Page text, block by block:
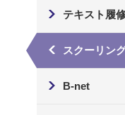
テキスト履
スクーリン
B-net